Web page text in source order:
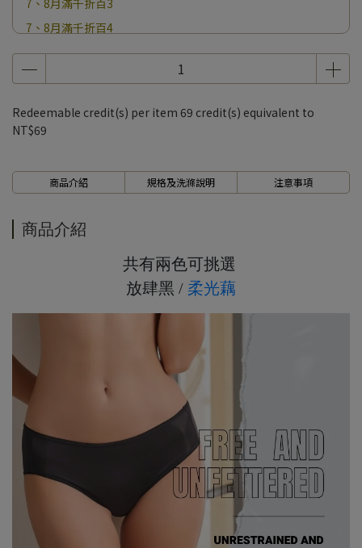
7、8月滿千折百3
7、8月滿千折百4
7、8月滿千折百5
7、8月滿千折百8
7、8月滿千折百10
7、8月滿千折百11
7、8月滿千折百12
7、8月滿千折百16
7、8月滿千折百18
7、8月滿千折百19
7、8月滿千折百20
7、8月滿千折百21
7、8月滿千折百23
7、8月滿千折百24
7、8月滿千折百25
Redeemable credit(s) per item 69 credit(s) equivalent to
NT$69
商品介紹 規格及洗滌說明 注意事項
商品介紹
共有兩色可挑選
放肆黑 / 柔光藕